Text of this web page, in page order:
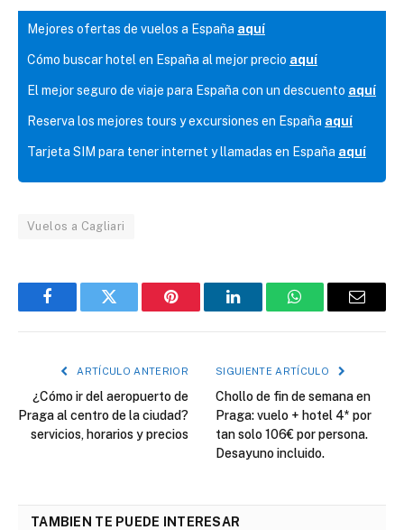
Mejores ofertas de vuelos a España aquí
Cómo buscar hotel en España al mejor precio aquí
El mejor seguro de viaje para España con un descuento aquí
Reserva los mejores tours y excursiones en España aquí
Tarjeta SIM para tener internet y llamadas en España aquí
Vuelos a Cagliari
FacebookTwitter Pinterest LinkedInWhatsAppCorreo
ARTÍCULO ANTERIOR
¿Cómo ir del aeropuerto de
Praga al centro de la ciudad?
servicios, horarios y precios
SIGUIENTE ARTÍCULO
Chollo de fin de semana en
Praga: vuelo + hotel 4* por
tan solo 106€ por persona.
Desayuno incluido.
TAMBIEN TE PUEDE INTERESAR